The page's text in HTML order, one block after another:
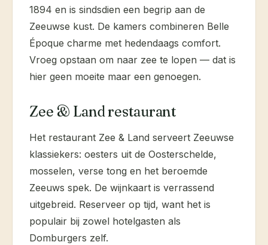
1894 en is sindsdien een begrip aan de
Zeeuwse kust. De kamers combineren Belle
Époque charme met hedendaags comfort.
Vroeg opstaan om naar zee te lopen — dat is
hier geen moeite maar een genoegen.
Zee & Land restaurant
Het restaurant Zee & Land serveert Zeeuwse
klassiekers: oesters uit de Oosterschelde,
mosselen, verse tong en het beroemde
Zeeuws spek. De wijnkaart is verrassend
uitgebreid. Reserveer op tijd, want het is
populair bij zowel hotelgasten als
Domburgers zelf.